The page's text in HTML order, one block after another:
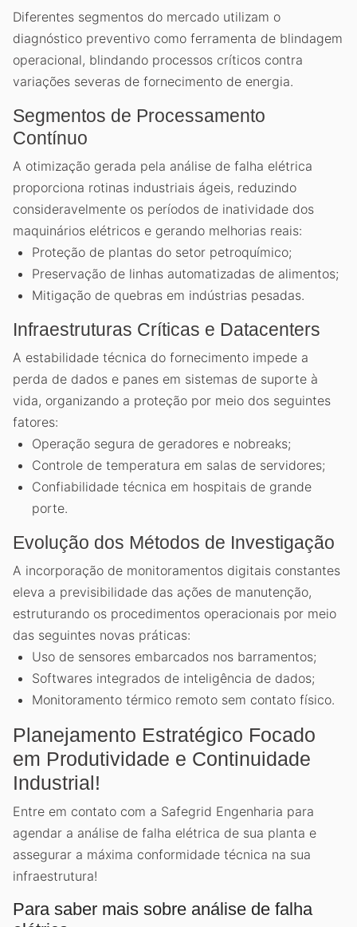
Diferentes segmentos do mercado utilizam o
diagnóstico preventivo como ferramenta de blindagem
operacional, blindando processos críticos contra
variações severas de fornecimento de energia.
Segmentos de Processamento
Contínuo
A otimização gerada pela análise de falha elétrica
proporciona rotinas industriais ágeis, reduzindo
consideravelmente os períodos de inatividade dos
maquinários elétricos e gerando melhorias reais:
Proteção de plantas do setor petroquímico;
Preservação de linhas automatizadas de alimentos;
Mitigação de quebras em indústrias pesadas.
Infraestruturas Críticas e Datacenters
A estabilidade técnica do fornecimento impede a
perda de dados e panes em sistemas de suporte à
vida, organizando a proteção por meio dos seguintes
fatores:
Operação segura de geradores e nobreaks;
Controle de temperatura em salas de servidores;
Confiabilidade técnica em hospitais de grande
porte.
Evolução dos Métodos de Investigação
A incorporação de monitoramentos digitais constantes
eleva a previsibilidade das ações de manutenção,
estruturando os procedimentos operacionais por meio
das seguintes novas práticas:
Uso de sensores embarcados nos barramentos;
Softwares integrados de inteligência de dados;
Monitoramento térmico remoto sem contato físico.
Planejamento Estratégico Focado
em Produtividade e Continuidade
Industrial!
Entre em contato com a Safegrid Engenharia para
agendar a análise de falha elétrica de sua planta e
assegurar a máxima conformidade técnica na sua
infraestrutura!
Para saber mais sobre análise de falha